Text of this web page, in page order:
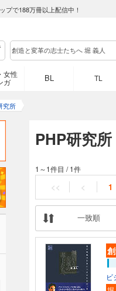
プで188万冊以上配信中！
女性
ガ
BL TL
究所
PHP研究
1～1件目 /1件
<< < 1
一致順
ビ